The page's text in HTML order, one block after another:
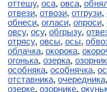
оттешу, оса, овса,
отвези, отвози, отгрузи,
обнеси, огласи, опроси,
овсу, осу, обгрызу,
отрясу, овсы, осы,
облачка, окорока,
огонька, озерка,
особняка, особнячка,
отставника, очередника
озерке, озорнике,